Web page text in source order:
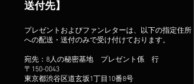
送付先】
プレゼントおよびファンレターは、以下の指定住所
への配送・送付のみで受け付けております。
宛先：8人の秘密基地 プレゼント係 行
〒150-0043
東京都渋谷区道玄坂1丁目10番8号